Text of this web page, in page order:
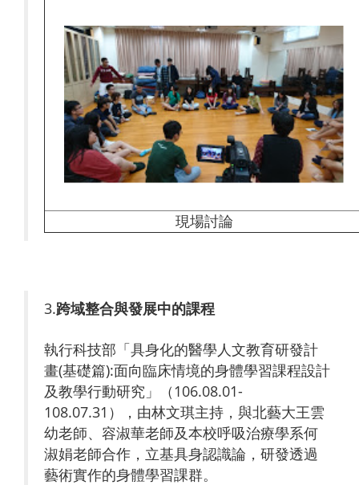
現場討論
3.跨域整合與發展中的課程
執行科技部「具身化的醫學人文教育研發計
畫(基礎篇):面向臨床情境的身體學習課程設計
及教學行動研究」（106.08.01-
108.07.31），由林文琪主持，與北藝大王雲
幼老師、容淑華老師及本校呼吸治療學系何
淑娟老師合作，立基具身認識論，研發透過
藝術實作的身體學習課群。